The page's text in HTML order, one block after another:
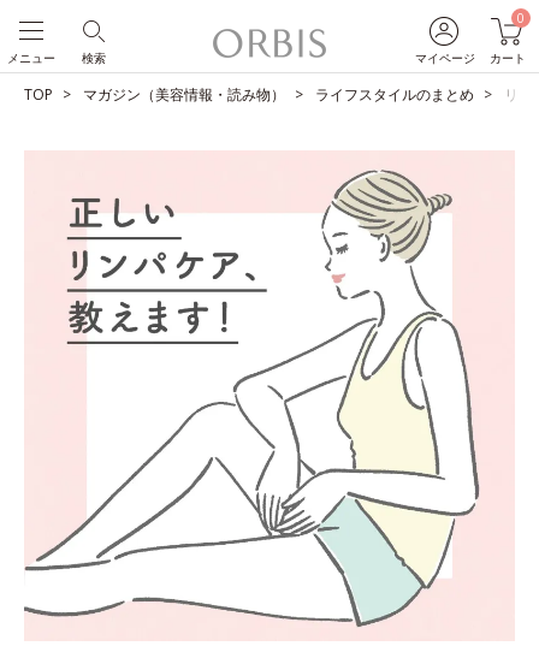
マイページ
0
カート
検索
メニュー
TOP マガジン（美容情報・読み物） ライフスタイルのまとめ リ